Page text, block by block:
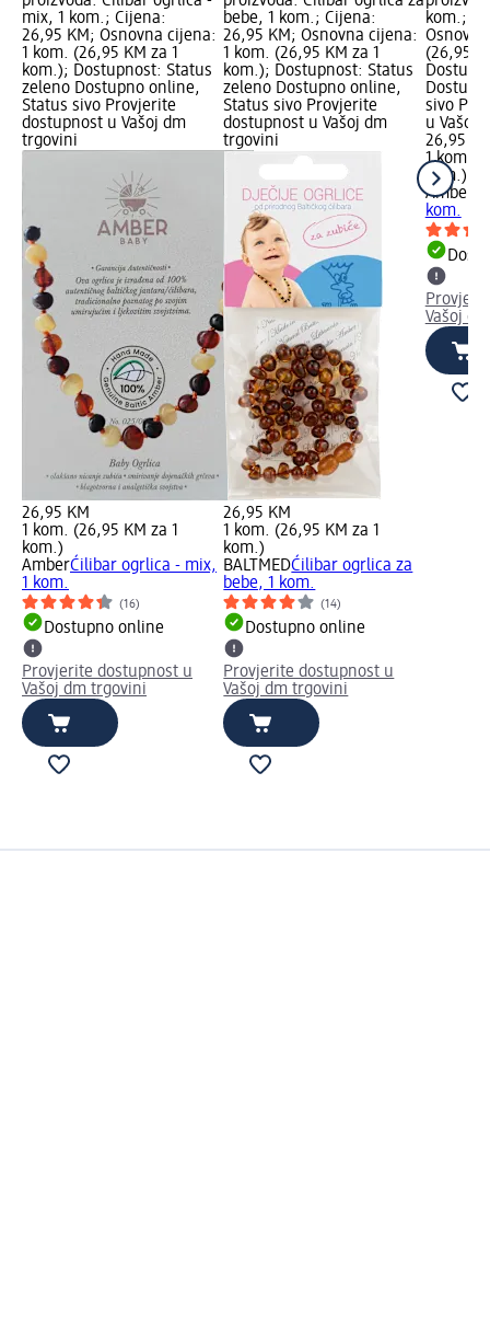
mix, 1 kom.; Cijena:
26,95 KM; Osnovna cijena:
1 kom. (26,95 KM za 1
kom.); Dostupnost: Status
zeleno Dostupno online,
Status sivo Provjerite
dostupnost u Vašoj dm
trgovini
26,95 KM
1 kom. (26,95 KM za 1
kom.)
AmberĆilibar ogrlica - mix,
1 kom.
(16)
Dostupno online
Provjerite dostupnost u
Vašoj dm trgovini
bebe, 1 kom.; Cijena:
26,95 KM; Osnovna cijena:
1 kom. (26,95 KM za 1
kom.); Dostupnost: Status
zeleno Dostupno online,
Status sivo Provjerite
dostupnost u Vašoj dm
trgovini
26,95 KM
1 kom. (26,95 KM za 1
kom.)
BALTMEDĆilibar ogrlica za
bebe, 1 kom.
(14)
Dostupno online
Provjerite dostupnost u
Vašoj dm trgovini
kom.;
(26,95
sivo
u Vašoj
26,95
1 kom.
kom.)
Amber
kom.
Vašoj